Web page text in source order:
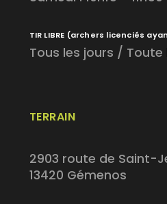
TERRAIN
2903 route de Saint-
13420 Gémenos
TIR LIBRE (archers licenciés
Tous les jours / Toute